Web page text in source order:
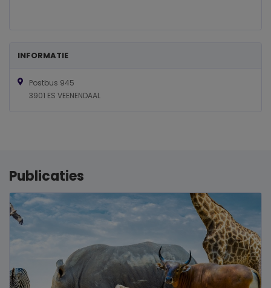
INFORMATIE
Postbus 945
3901 ES VEENENDAAL
Publicaties